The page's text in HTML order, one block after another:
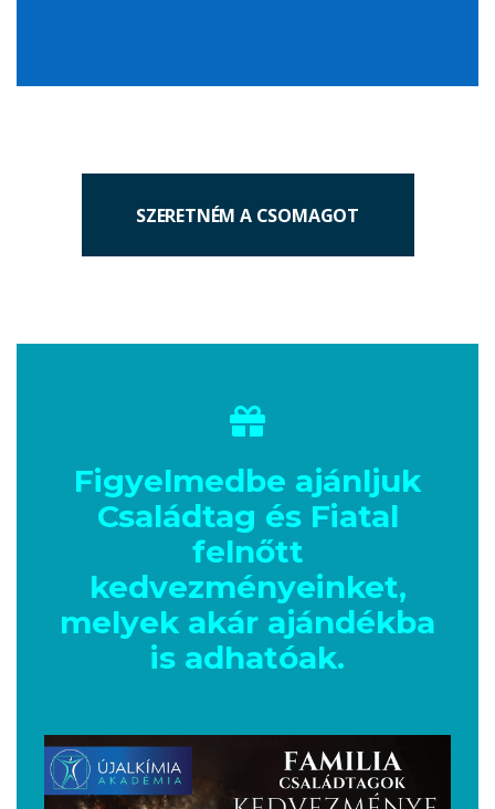
SZERETNÉM A CSOMAGOT
Figyelmedbe ajánljuk
Családtag és Fiatal
felnőtt
kedvezményeinket,
melyek akár ajándékba
is adhatóak.